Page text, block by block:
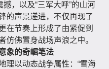
撼，以及“三军大呼”的山河
的声景递进，不仅再现了
在节奏上形成了由紧促到
仿佛置身战场声浪之中。
象的奇崛笔法
理以动态战争属性：“雪海